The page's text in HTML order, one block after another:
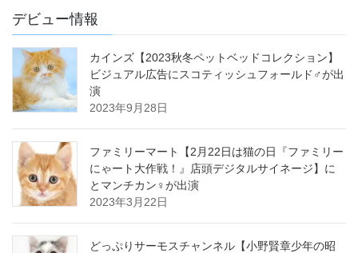
デビュー情報
カインズ【2023秋冬ペットベッドコレクション】
ビジュアル広告にスコティッシュフォールド♂が出
演
2023年9月28日
ファミリーマート【2月22日は猫の日『ファミリー
にゃート大作戦！』店頭デジタルサイネージ】に
とマンチカン♀が出演
2023年3月22日
どっぷりサーモスチャンネル【小野賢章少年の昭